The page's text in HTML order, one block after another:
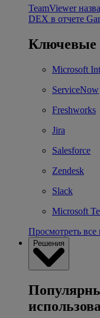
TeamViewer
DEX в отчете
Ключевые
Microsoft
ServiceNow
Freshworks
Jira
Salesforce
Zendesk
Slack
Microsoft
Просмотреть все
Решения